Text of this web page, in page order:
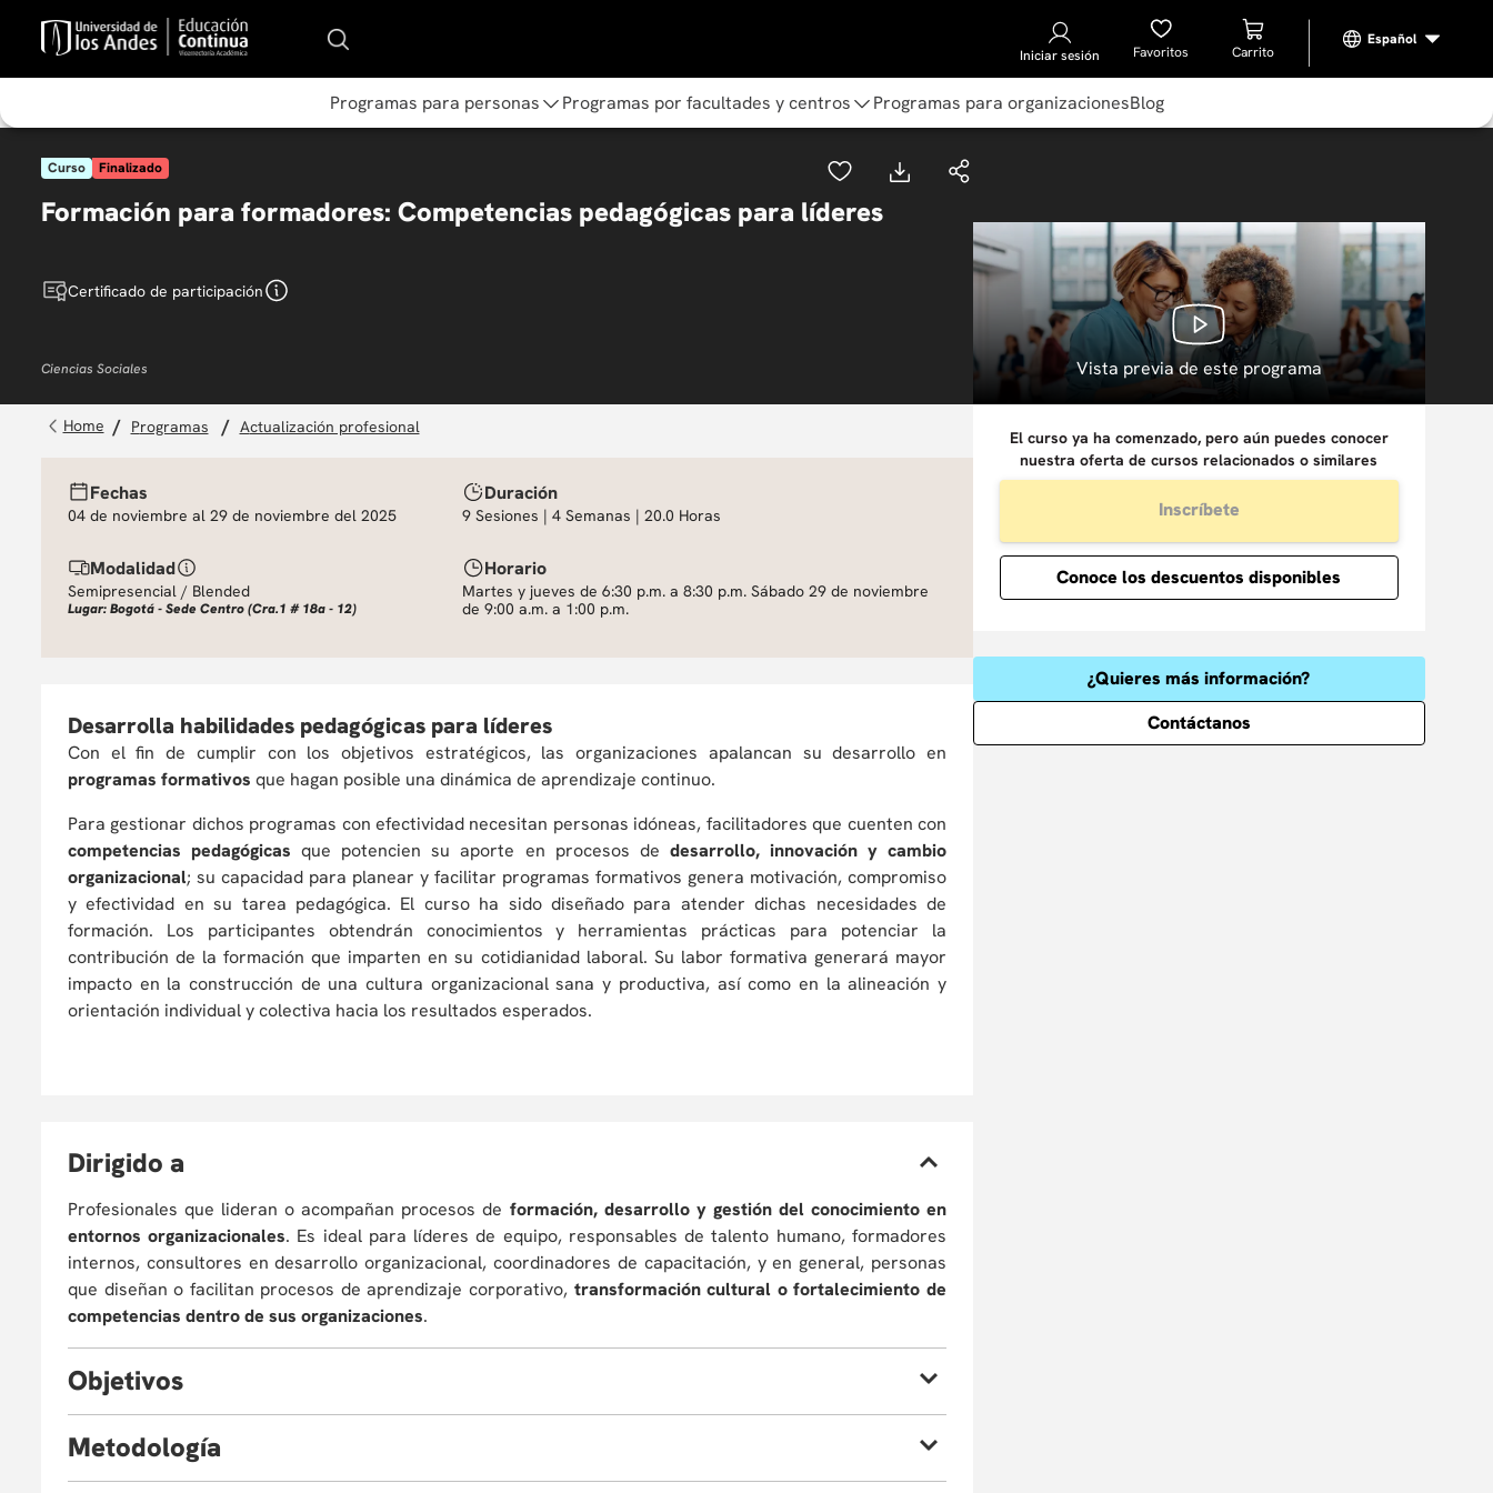
Iniciar sesión Favoritos
Programas para personas Programas por facultades y centros Programas para organizacionesBlog
Curso Finalizado
Formación para formadores: Competencias pedagógicas para líderes
Certificado de participación
Ciencias Sociales Vista previa de este programa
programas actualización profesional
Fechas
04 de noviembre al 29 de noviembre del 2025
Duración
9 Sesiones | 4 Semanas | 20.0 Horas
Modalidad
Semipresencial / Blended
Lugar: Bogotá - Sede Centro (Cra.1 # 18a - 12)
Horario
Martes y jueves de 6:30 p.m. a 8:30 p.m. Sábado 29 de noviembre
de 9:00 a.m. a 1:00 p.m.
Desarrolla habilidades pedagógicas para líderes
Con el fin de cumplir con los objetivos estratégicos, las organizaciones apalancan su desarrollo en
programas formativos que hagan posible una dinámica de aprendizaje continuo.
Para gestionar dichos programas con efectividad necesitan personas idóneas, facilitadores que cuenten con
competencias pedagógicas que potencien su aporte en procesos de desarrollo, innovación y cambio
organizacional; su capacidad para planear y facilitar programas formativos genera motivación, compromiso
y efectividad en su tarea pedagógica. El curso ha sido diseñado para atender dichas necesidades de
formación. Los participantes obtendrán conocimientos y herramientas prácticas para potenciar la
contribución de la formación que imparten en su cotidianidad laboral. Su labor formativa generará mayor
impacto en la construcción de una cultura organizacional sana y productiva, así como en la alineación y
orientación individual y colectiva hacia los resultados esperados.
Dirigido a
Profesionales que lideran o acompañan procesos de formación, desarrollo y gestión del conocimiento en
entornos organizacionales. Es ideal para líderes de equipo, responsables de talento humano, formadores
internos, consultores en desarrollo organizacional, coordinadores de capacitación, y en general, personas
que diseñan o facilitan procesos de aprendizaje corporativo, transformación cultural o fortalecimiento de
competencias dentro de sus organizaciones.
Objetivos
procesos formativos en las organizaciones. Para cumplir con este objetivo, el programa estará orientado a
que los participantes:
Metodología
El curso ya ha comenzado, pero aún puedes conocer
nuestra oferta de cursos relacionados o similares
Inscríbete
Conoce los descuentos disponibles
¿Quieres más información?
Contáctanos